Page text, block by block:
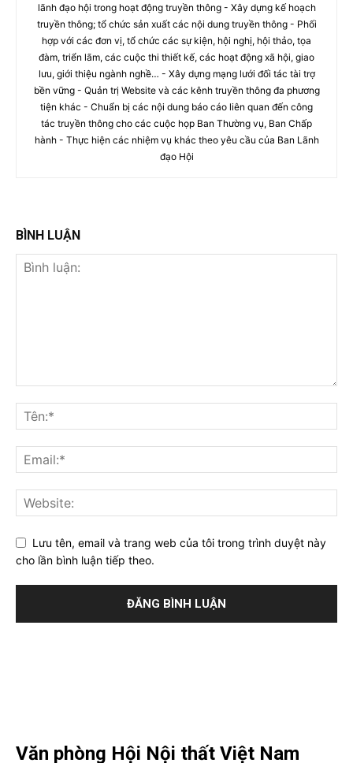
lãnh đạo hội trong hoạt động truyền thông - Xây dựng kế hoạch
truyền thông; tổ chức sản xuất các nội dung truyền thông - Phối
hợp với các đơn vị, tổ chức các sự kiện, hội nghị, hội thảo, tọa
đàm, triển lãm, các cuộc thi thiết kế, các hoạt động xã hội, giao
lưu, giới thiệu ngành nghề… - Xây dựng mạng lưới đối tác tài trợ
bền vững - Quản trị Website và các kênh truyền thông đa phương
tiện khác - Chuẩn bị các nội dung báo cáo liên quan đến công
tác truyền thông cho các cuộc họp Ban Thường vụ, Ban Chấp
hành - Thực hiện các nhiệm vụ khác theo yêu cầu của Ban Lãnh
đạo Hội
BÌNH LUẬN
Lưu tên, email và trang web của tôi trong trình duyệt này
cho lần bình luận tiếp theo.
Văn phòng Hội Nội thất Việt Nam